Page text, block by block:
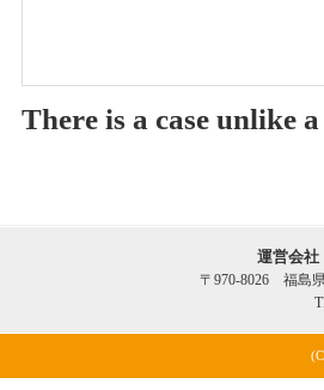
There is a case unlike
運営会
〒970-8026 福島